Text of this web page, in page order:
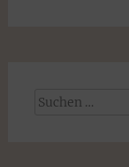
Suchen